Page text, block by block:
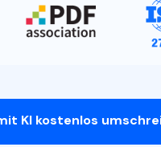
KI kostenlos